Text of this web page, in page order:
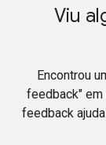
Viu
Encontrou
feedback" em
feedback